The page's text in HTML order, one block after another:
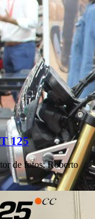
125
de fotos: Roberto